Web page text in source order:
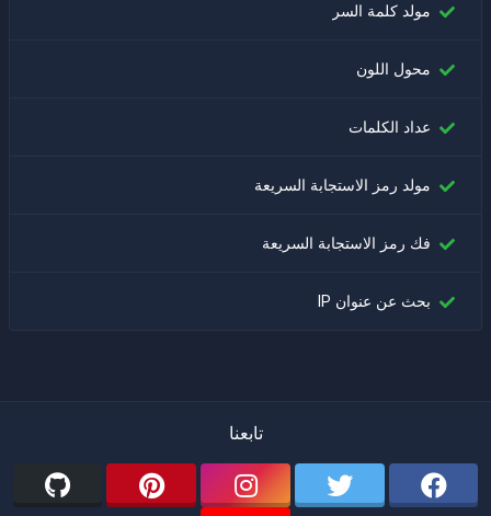
مولد كلمة السر
محول اللون
عداد الكلمات
مولد رمز الاستجابة السريعة
فك رمز الاستجابة السريعة
بحث عن عنوان IP
تابعنا